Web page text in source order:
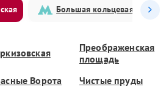
Большая кольцевая
Преображенская
площадь
Ворота Чистые пруды